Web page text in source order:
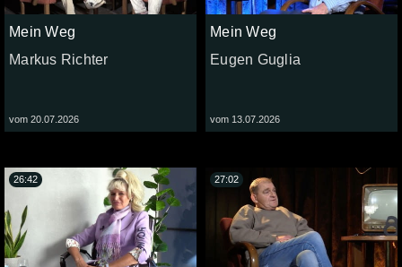
Mein Weg
Markus Richter
vom 20.07.2026
Mein Weg
Eugen Guglia
vom 13.07.2026
26:42 27:02